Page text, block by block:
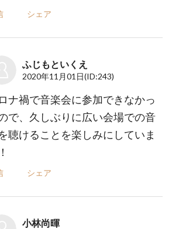
シェア
ふじもといくえ
2020年11月01日(ID:243)
ナ禍で音楽会に参加できなかっ
で、久しぶりに広い会場での音
聴けることを楽しみにしていま
シェア
小林尚暉